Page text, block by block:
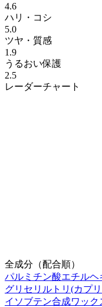
4.6
ハリ・コシ
5.0
ツヤ・質感
1.9
うるおい保護
2.5
レーダーチャート
全成分（配合順）
パルミチン酸エチルヘ
グリセリル トリ(カプ
イソブテン合成ワック